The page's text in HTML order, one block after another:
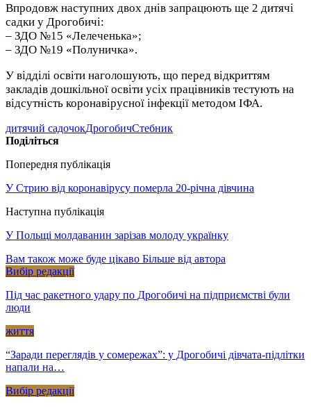
Впродовж наступних двох днів запрацюють ще 2 дитячі
садки у Дрогобичі:
– ЗДО №15 «Лелеченька»;
– ЗДО №19 «Полуничка».
У відділі освіти наголошують, що перед відкриттям
закладів дошкільної освіти усіх працівників тестують на
відсутність коронавірусної інфекції методом ІФА.
дитячий садочокДрогобичСтебник
Поділіться
Попередня публікація
У Стрию від коронавірусу померла 20-річна дівчина
Наступна публікація
У Польщі молдаванин зарізав молоду українку
Вам також може буде цікаво Більше від автора
Вибір редакції
Під час ракетного удару по Дрогобичі на підприємстві були
люди
життя
“Заради переглядів у сомережах”: у Дрогобичі дівчата-підлітки
напали на…
Вибір редакції